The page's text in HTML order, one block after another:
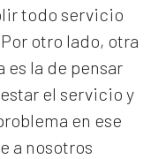
todo servicio
otro lado, otra
es la de pensar
el servicio y
en ese
a nosotros